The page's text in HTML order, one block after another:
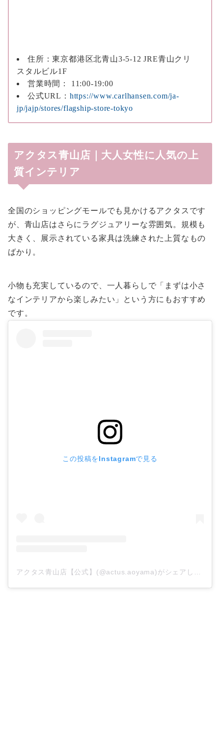
住所：東京都港区北青山3-5-12 JRE青山クリ
スタルビル1F
営業時間： 11:00-19:00
公式URL： https://www.carlhansen.com/ja-
jp/jajp/stores/flagship-store-tokyo
アクタス青山店｜大人女性に人気の上
質インテリア
全国のショッピングモールでも見かけるアクタスです
が、青山店はさらにラグジュアリーな雰囲気。規模も
大きく、展示されている家具は洗練された上質なもの
ばかり。
小物も充実しているので、一人暮らしで「まずは小さ
なインテリアから楽しみたい」という方にもおすすめ
です。
この投稿をInstagramで見る